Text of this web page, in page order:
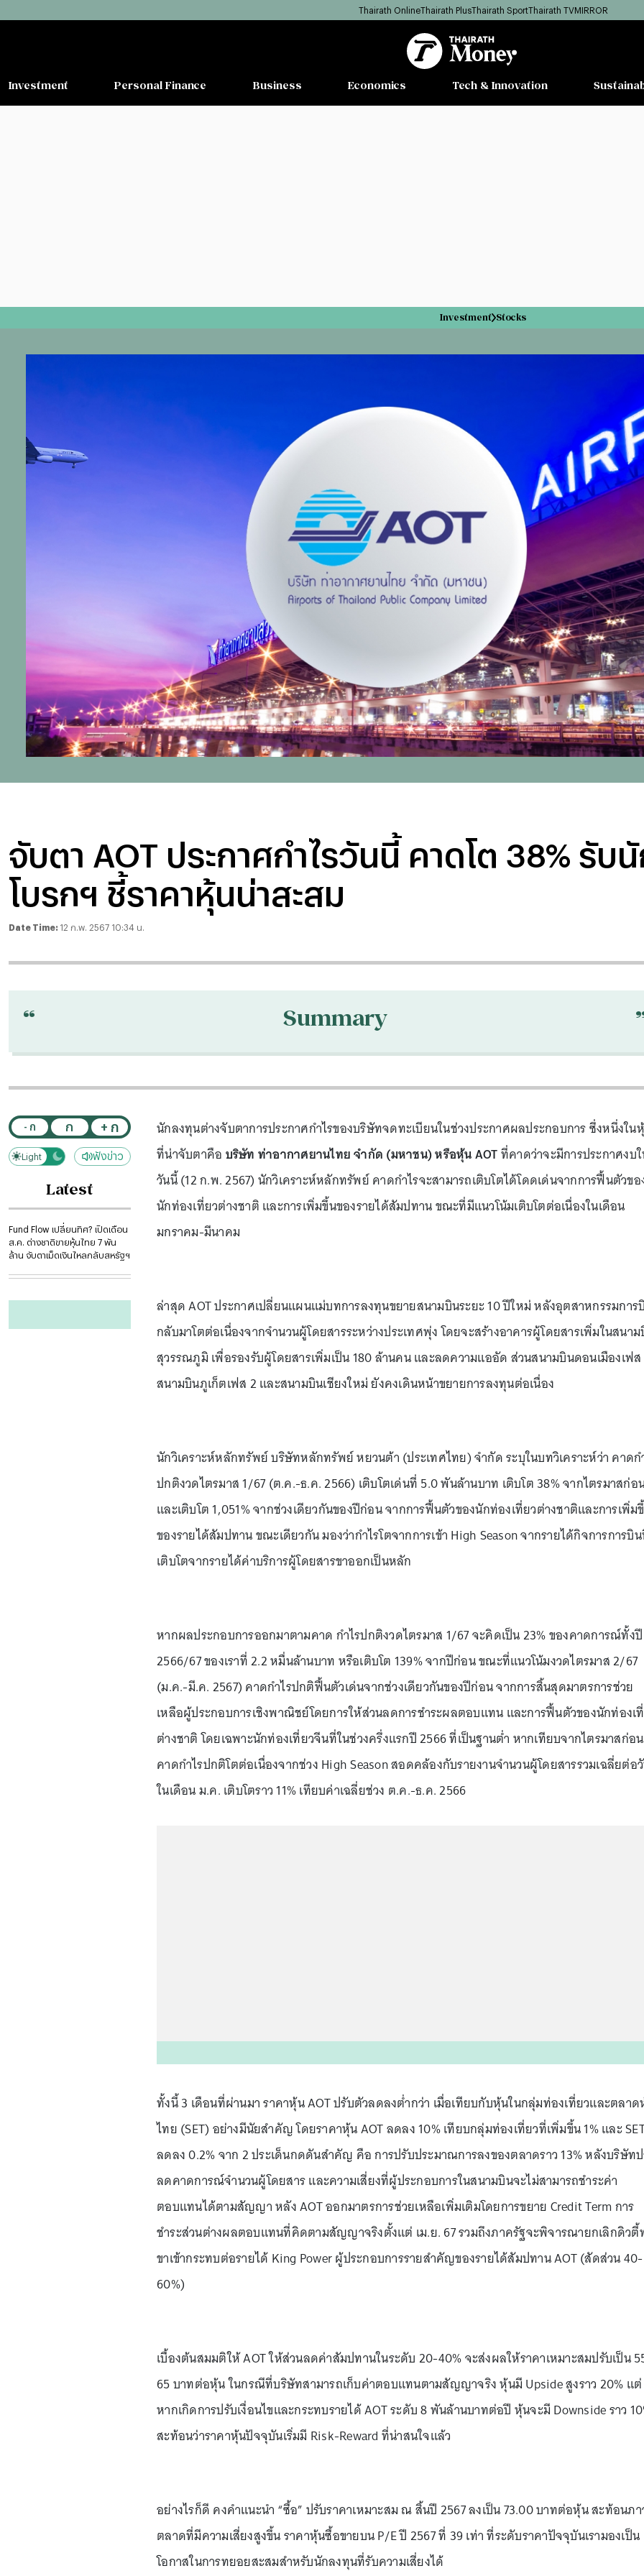
Thairath OnlineThairath PlusThairath SportThairath TVMIRROR
Investment Personal Finance Business Economics Tech & Innovation
Investment Stocks
จับตา AOT ประกาศกำไรวันนี้ คาดโต 38% รั
โบรกฯ ชี้ราคาหุ้นน่าสะสม
Date Time: 12 ก.พ. 2567 10:34 น.
“ Summary
- ก ก + ก
Dark
Light ฟังข่าว
Latest
Fund Flow เปลี่ยนทิศ? เปิดเดือน
ส.ค. ต่างชาติขายหุ้นไทย 7 พัน
ล้าน จับตาเม็ดเงินไหลกลับสหรัฐฯ
นักลงทุนต่างจับตาการประกาศกำไรของบริษัทจดทะเบียนในช่วงประกาศผลประกอบการ ซึ่งหนึ่งใน
ที่น่าจับตาคือ บริษัท ท่าอากาศยานไทย จำกัด (มหาชน) หรือหุ้น AOTที่คาดว่าจะมีการประกาศงบ
วันนี้ (12 ก.พ. 2567) นักวิเคราะห์หลักทรัพย์ คาดกำไรจะสามารถเติบโตได้โดดเด่นจากการฟื้นตัวขอ
นักท่องเที่ยวต่างชาติ และการเพิ่มขึ้นของรายได้สัมปทาน ขณะที่มีแนวโน้มเติบโตต่อเนื่องในเดือน
มกราคม-มีนาคม
ล่าสุด AOT ประกาศเปลี่ยนแผนแม่บทการลงทุนขยายสนามบินระยะ 10 ปีใหม่ หลังอุตสาหกรรมการ
กลับมาโตต่อเนื่องจากจำนวนผู้โดยสารระหว่างประเทศพุ่ง โดยจะสร้างอาคารผู้โดยสารเพิ่มในสนา
สุวรรณภูมิ เพื่อรองรับผู้โดยสารเพิ่มเป็น 180 ล้านคน และลดความแออัด ส่วนสนามบินดอนเมืองเฟ
สนามบินภูเก็ตเฟส 2 และสนามบินเชียงใหม่ ยังคงเดินหน้าขยายการลงทุนต่อเนื่อง
นักวิเคราะห์หลักทรัพย์ บริษัทหลักทรัพย์ หยวนต้า (ประเทศไทย) จำกัด ระบุในบทวิเคราะห์ว่า คาดก
ปกติงวดไตรมาส 1/67 (ต.ค.-ธ.ค. 2566) เติบโตเด่นที่ 5.0 พันล้านบาท เติบโต 38% จากไตรมาสก่อ
และเติบโต 1,051% จากช่วงเดียวกันของปีก่อน จากการฟื้นตัวของนักท่องเที่ยวต่างชาติและการเพิ่ม
ของรายได้สัมปทาน ขณะเดียวกัน มองว่ากำไรโตจากการเข้า High Season จากรายได้กิจการการบิ
เติบโตจากรายได้ค่าบริการผู้โดยสารขาออกเป็นหลัก
หากผลประกอบการออกมาตามคาด กำไรปกติงวดไตรมาส 1/67 จะคิดเป็น 23% ของคาดการณ์ทั้งปี
2566/67 ของเราที่ 2.2 หมื่นล้านบาท หรือเติบโต 139% จากปีก่อน ขณะที่แนวโน้มงวดไตรมาส 2/67
(ม.ค.-มี.ค. 2567) คาดกำไรปกติฟื้นตัวเด่นจากช่วงเดียวกันของปีก่อน จากการสิ้นสุดมาตรการช่วย
เหลือผู้ประกอบการเชิงพาณิชย์โดยการให้ส่วนลดการชำระผลตอบแทน และการฟื้นตัวของนักท่องเ
ต่างชาติ โดยเฉพาะนักท่องเที่ยวจีนที่ในช่วงครึ่งแรกปี 2566 ที่เป็นฐานต่ำ หากเทียบจากไตรมาสก่อน
คาดกำไรปกติโตต่อเนื่องจากช่วง High Season สอดคล้องกับรายงานจำนวนผู้โดยสารรวมเฉลี่ยต่อ
ในเดือน ม.ค. เติบโตราว 11% เทียบค่าเฉลี่ยช่วง ต.ค.-ธ.ค. 2566
ทั้งนี้ 3 เดือนที่ผ่านมา ราคาหุ้น AOT ปรับตัวลดลงต่ำกว่า เมื่อเทียบกับหุ้นในกลุ่มท่องเที่ยวและตลา
ไทย (SET) อย่างมีนัยสำคัญ โดยราคาหุ้น AOT ลดลง 10% เทียบกลุ่มท่องเที่ยวที่เพิ่มขึ้น 1% และ
ลดลง 0.2% จาก 2 ประเด็นกดดันสำคัญ คือ การปรับประมาณการลงของตลาดราว 13% หลังบริษัท
ลดคาดการณ์จำนวนผู้โดยสาร และความเสี่ยงที่ผู้ประกอบการในสนามบินจะไม่สามารถชำระค่า
ตอบแทนได้ตามสัญญา หลัง AOT ออกมาตรการช่วยเหลือเพิ่มเติมโดยการขยาย Credit Term การ
ชำระส่วนต่างผลตอบแทนที่คิดตามสัญญาจริงตั้งแต่ เม.ย. 67 รวมถึงภาครัฐจะพิจารณายกเลิกดิวตี้
ขาเข้ากระทบต่อรายได้ King Power ผู้ประกอบการรายสำคัญของรายได้สัมปทาน AOT (สัดส่วน 40-
60%)
เบื้องต้นสมมติให้ AOT ให้ส่วนลดค่าสัมปทานในระดับ 20-40% จะส่งผลให้ราคาเหมาะสมปรับเป็น
65 บาทต่อหุ้น ในกรณีที่บริษัทสามารถเก็บค่าตอบแทนตามสัญญาจริง หุ้นมี Upside สูงราว 20% แต่
หากเกิดการปรับเงื่อนไขและกระทบรายได้ AOT ระดับ 8 พันล้านบาทต่อปี หุ้นจะมี Downside ราว
สะท้อนว่าราคาหุ้นปัจจุบันเริ่มมี Risk-Reward ที่น่าสนใจแล้ว
อย่างไรก็ดี คงคำแนะนำ “ซื้อ” ปรับราคาเหมาะสม ณ สิ้นปี 2567 ลงเป็น 73.00 บาทต่อหุ้น สะท้อนภา
ตลาดที่มีความเสี่ยงสูงขึ้น ราคาหุ้นซื้อขายบน P/E ปี 2567 ที่ 39 เท่า ที่ระดับราคาปัจจุบันเรามองเป็น
โอกาสในการทยอยสะสมสำหรับนักลงทุนที่รับความเสี่ยงได้